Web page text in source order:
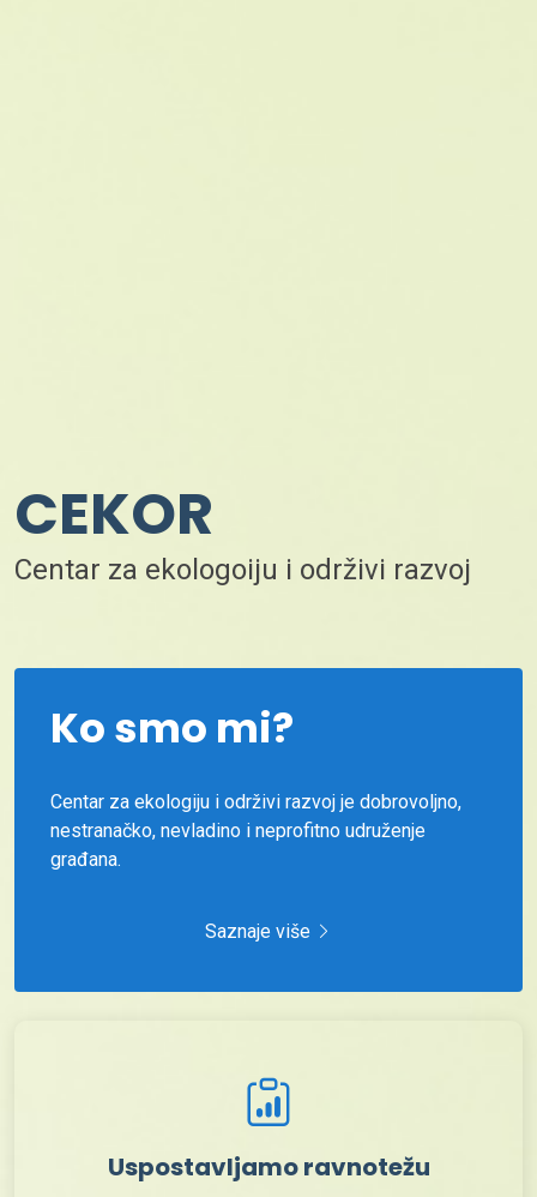
CEKOR
Centar za ekologoiju i održivi razvoj
Ko smo mi?
Centar za ekologiju i održivi razvoj je dobrovoljno,
nestranačko, nevladino i neprofitno udruženje
građana.
Saznaje više
Uspostavljamo ravnotežu